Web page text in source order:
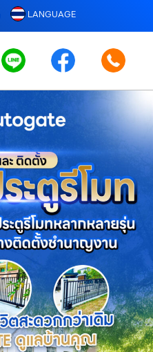
LANGUAGE